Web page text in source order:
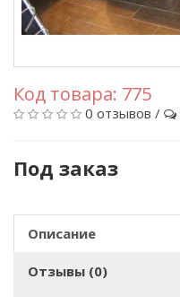
Код товара: 775
0 отзывов /
Под заказ
Описание
Отзывы (0)